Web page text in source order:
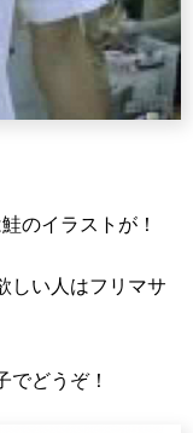
のイラストが！
しい人はフリマサ
でどうぞ！